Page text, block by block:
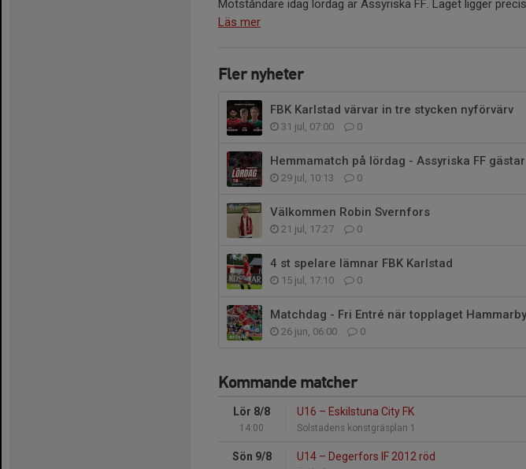
Motståndare idag lördag är Assyriska FF. Laget ligger
Läs mer
Fler nyheter
FBK Karlstad värvar in tre stycken nyförvärv
31 jul, 07:00 0
Hemmamatch på lördag - Assyriska FF
29 jul, 10:13 0
Välkommen Robin Svernfors
21 jul, 17:27 0
4 st spelare lämnar FBK Karlstad
15 jul, 17:10 0
Matchdag - Fri Entré när topplaget
26 jun, 06:00 0
Kommande matcher
Lör 8/8
14:00
U16 – Eskilstuna City FK
Solstadens konstgräsplan 1
Sön 9/8 U14 – Degerfors IF 2012 röd